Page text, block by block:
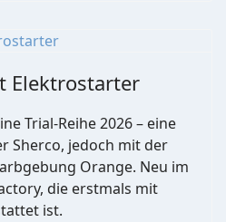
Elektrostarter
Trial-Reihe 2026 – eine
Sherco, jedoch mit der
Orange. Neu im
die erstmals mit
ist.